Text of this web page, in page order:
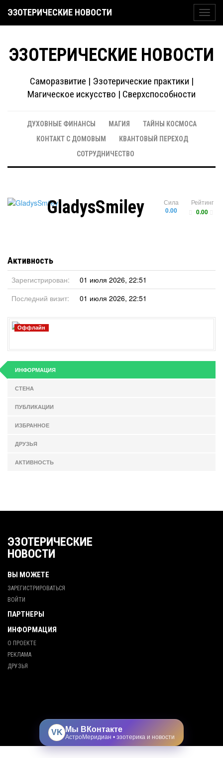
ЭЗОТЕРИЧЕСКИЕ НОВОСТИ
ЭЗОТЕРИЧЕСКИЕ НОВОСТИ
Саморазвитие | Эзотерические практики |
Магическое искусство | Сверхспособности
ДУХОВНЫЕ ФИНАНСЫ МАГИЯ
ТАЙНЫ КОСМОСА
КОНТАКТ С ДОМОВЫМ
КВАНТОВЫЙ ПЕРЕХОД
СОТРУДНИЧЕСТВО
Рейтинг
0.00
Сила
0.00
GladysSmiley
Активность
Зарегистрирован:
01 июля 2026, 22:51
Последний визит:
01 июля 2026, 22:51
Оффлайн
ИНФОРМАЦИЯ
СТЕНА
ПУБЛИКАЦИИ
ИЗБРАННОЕ
ДРУЗЬЯ
АКТИВНОСТЬ
ЭЗОТЕРИЧЕСКИЕ
НОВОСТИ
ВЫ МОЖЕТЕ
ЗАРЕГИСТРИРОВАТЬСЯ
ВОЙТИ
ПАРТНЕРЫ
ИНФОРМАЦИЯ
О ПРОЕКТЕ
РЕКЛАМА
ДРУЗЬЯ
VK Мы ВКонтакте
АстроМеридиан • эзотерика и новости